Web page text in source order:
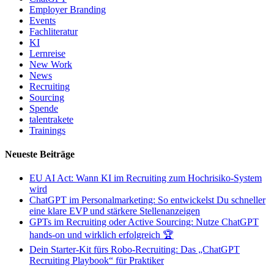
Employer Branding
Events
Fachliteratur
KI
Lernreise
New Work
News
Recruiting
Sourcing
Spende
talentrakete
Trainings
Neueste Beiträge
EU AI Act: Wann KI im Recruiting zum Hochrisiko-System
wird
ChatGPT im Personalmarketing: So entwickelst Du schneller
eine klare EVP und stärkere Stellenanzeigen
GPTs im Recruiting oder Active Sourcing: Nutze ChatGPT
hands-on und wirklich erfolgreich 🏆
Dein Starter-Kit fürs Robo-Recruiting: Das „ChatGPT
Recruiting Playbook“ für Praktiker